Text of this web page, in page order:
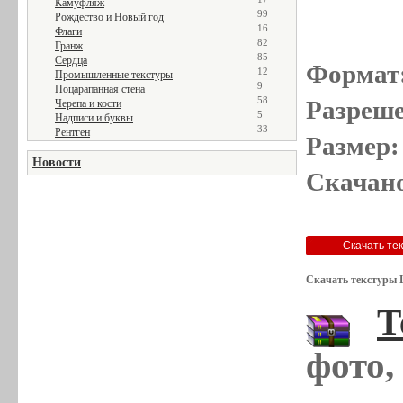
Камуфляж
Рождество и Новый год 99
Флаги 16
Гранж 82
Сердца 85
Промышленные текстуры 12
Поцарапанная стена 9
Черепа и кости 58
Надписи и буквы 5
Рентген 33
Новости
Скачать текстуры